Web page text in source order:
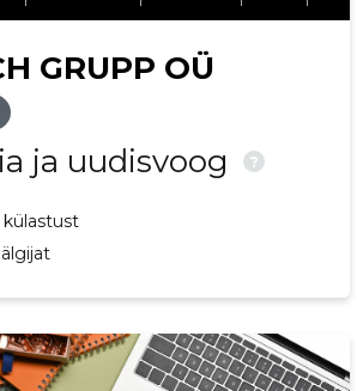
GRUPP OÜ
ja uudisvoog ?
külastust